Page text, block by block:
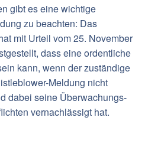
gibt es eine wichtige
zu beachten: Das
mit Urteil vom 25. November
dass eine ordentliche
kann, wenn der zuständige
Meldung nicht
dabei seine Überwachungs-
vernachlässigt hat.